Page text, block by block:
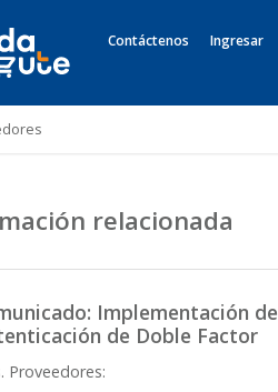
Contáctenos Ingresar
relacionada
Implementación de
de Doble Factor
Proveedores: